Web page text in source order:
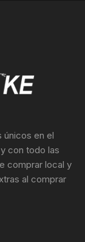
en el
con todo las
comprar local y
al comprar